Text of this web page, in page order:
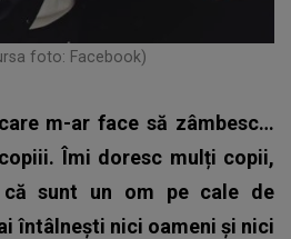
foto: Facebook)
m-ar face să zâmbesc…
Îmi doresc mulți copii,
sunt un om pe cale de
întâlnești nici oameni și nici